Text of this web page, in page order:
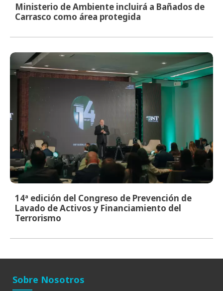
Ministerio de Ambiente incluirá a Bañados de
Carrasco como área protegida
14ª edición del Congreso de Prevención de
Lavado de Activos y Financiamiento del
Terrorismo
Sobre Nosotros